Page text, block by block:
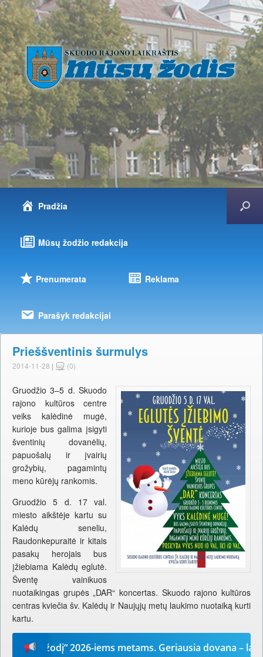
Pradžia
Mūsų žodžio redakcija
Prenumerata Reklama
Parašyk redakcijai
Prieššventinis šurmulys
2014-11-28 | (0)
Gruodžio 3–5 d. Skuodo
rajono kultūros centre
veiks kalėdinė mugė,
kurioje bus galima įsigyti
šventinių dovanėlių,
papuošalų ir įvairių
grožybių, pagamintų
meno kūrėjų rankomis.
Gruodžio 5 d. 17 val.
miesto aikštėje kartu su
Kalėdų seneliu,
Raudonkepuraitė ir kitais
pasakų herojais bus
įžiebiama Kalėdų eglutė.
Šventę vainikuos
nuotaikingas grupės „DAR“ koncertas. Skuodo rajono kultūros
centras kviečia šv. Kalėdų ir Naujųjų metų laukimo nuotaiką kurti
kartu.
žodį“ 2026-iems metams. Geriausia dovana –